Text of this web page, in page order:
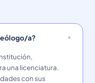
a?
una licenciatura.
con sus